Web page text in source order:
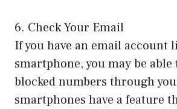
6. Check Your Email
If you have an email account
smartphone, you may be able
blocked numbers through
smartphones have a feature